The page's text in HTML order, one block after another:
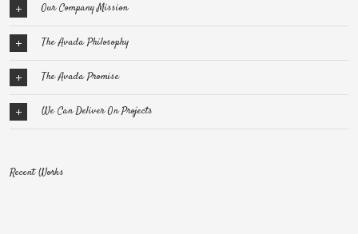
Our Company Mission
The Avada Philosophy
The Avada Promise
We Can Deliver On Projects
Recent Works